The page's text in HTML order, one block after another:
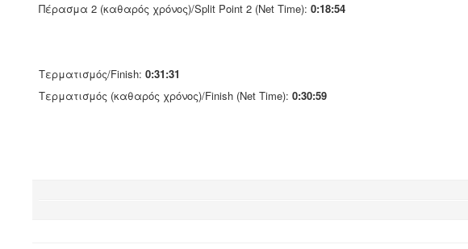
Πέρασμα 2 (καθαρός χρόνος)/Split Point 2 (Net Time): 0:18:54
Τερματισμός/Finish: 0:31:31
Τερματισμός (καθαρός χρόνος)/Finish (Net Time): 0:30:59